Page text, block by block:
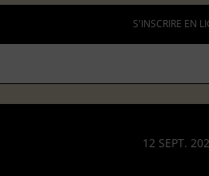
S'INSCRIRE EN
12 SEPT.